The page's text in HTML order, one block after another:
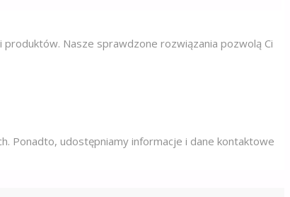
Nasze sprawdzone rozwiązania pozwolą Ci
Ponadto, udostępniamy informacje i dane kontaktowe